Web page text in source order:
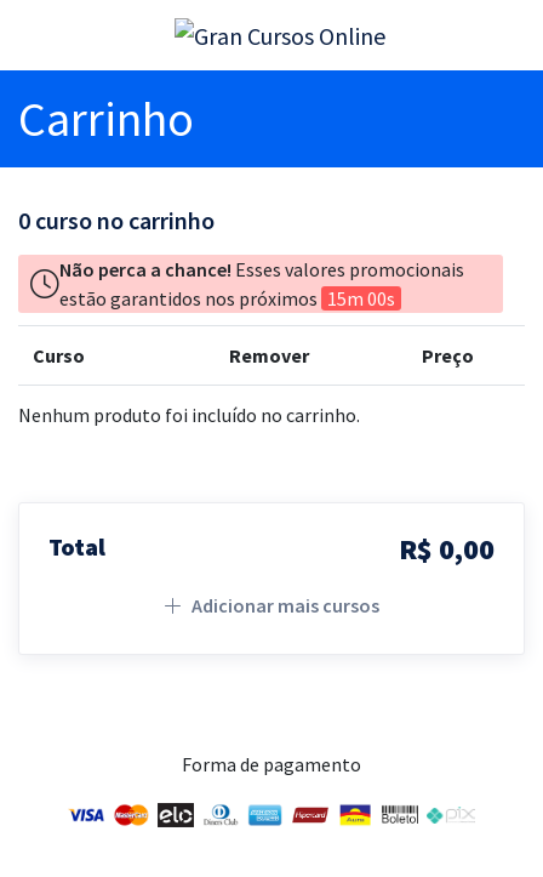
Carrinho
0 curso no carrinho
Não perca a chance! Esses valores promocionais
estão garantidos nos próximos 15m 00s
Curso Remover Preço
Nenhum produto foi incluído no carrinho.
Total R$ 0,00
Adicionar mais cursos
Forma de pagamento